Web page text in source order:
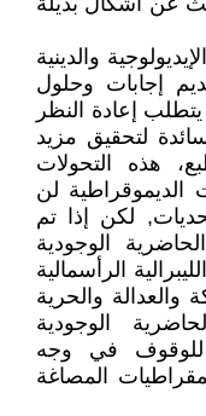
والدينية
إجابات وحلول
إعادة النظر
لتحقيق مزيد
هذه التحولات
لن
لكن إذا تم
الوجودية
الرأسمالية
والحرية
الوجودية
للوقوف في وجه
المصاغة